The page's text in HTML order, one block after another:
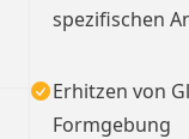
spezifischen
Erhitzen von
Formgebung